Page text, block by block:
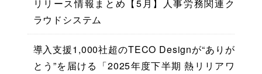
リリース情報まとめ【5月】人事労務関連ク
ラウドシステム
導入支援1,000社超のTECO Designが“ありが
とう”を届ける「2025年度下半期 熱リリアワ